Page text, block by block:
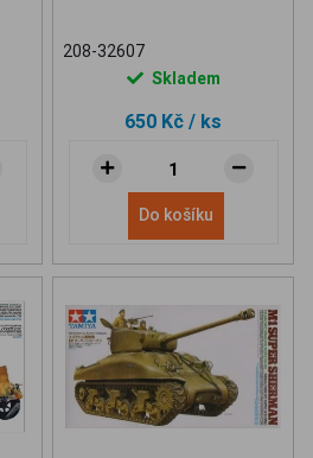
208-32607
Skladem
650 Kč / ks
Do košíku